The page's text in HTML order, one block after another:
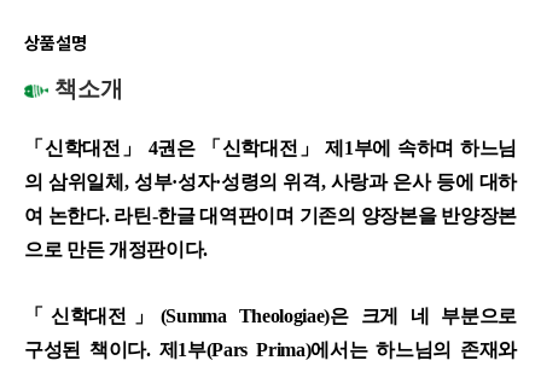
상품설명
책소개
「신학대전」 4권은 「신학대전」 제1부에 속하며 하느님
의 삼위일체, 성부·성자·성령의 위격, 사랑과 은사 등에 대하
여 논한다. 라틴-한글 대역판이며 기존의 양장본을 반양장본
으로 만든 개정판이다.
「신학대전」(Summa Theologiae)은 크게 네 부분으로
구성된 책이다. 제1부(Pars Prima)에서는 하느님의 존재와